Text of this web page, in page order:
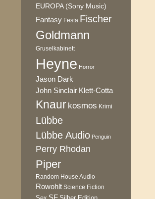
EUROPA (Sony Music)
Fantasy Festa Fischer
Goldmann
Gruselkabinett
Heyne Horror
Jason Dark
John Sinclair Klett-Cotta
Knaur kosmos Krimi
Lübbe
Lübbe Audio Penguin
Perry Rhodan
Piper
Random House Audio
Rowohlt Science Fiction
SF